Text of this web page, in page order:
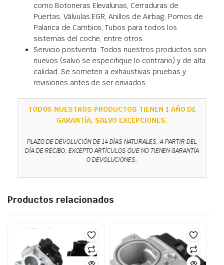
como Botoneras Elevalunas, Cerraduras de
Puertas, Válvulas EGR, Anillos de Airbag, Pomos de
Palanca de Cambios, Tubos para todos los
sistemas del coche, entre otros.
Servicio postventa: Todos nuestros productos son
nuevos (salvo se especifique lo contrario) y de alta
calidad. Se someten a exhaustivas pruebas y
revisiones antes de ser enviados.
TODOS NUESTROS PRODUCTOS TIENEN 1 AÑO DE
GARANTÍA, SALVO EXCEPCIONES.
PLAZO DE DEVOLUCIÓN DE 14 DÍAS NATURALES, A PARTIR DEL
DÍA DE RECIBO, EXCEPTO ARTÍCULOS QUE NO TIENEN GARANTÍA
O DEVOLUCIONES.
Productos relacionados